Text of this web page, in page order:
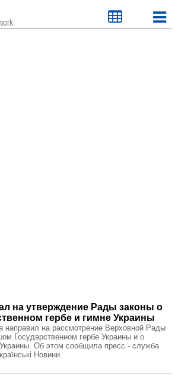
на утверждение Рады законы о
гербе и гимне Украины
направил на рассмотрение Верховной Рады
Государственном гербе Украины и о
Об этом сообщила пресс - служба
Новини.